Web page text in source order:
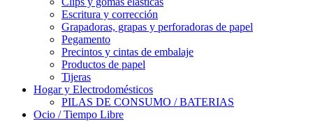
Escritura y corrección
Grapadoras, grapas y perforadoras de papel
Pegamento
Precintos y cintas de embalaje
Productos de papel
Tijeras
Hogar y Electrodomésticos
PILAS DE CONSUMO / BATERIAS
Ocio / Tiempo Libre